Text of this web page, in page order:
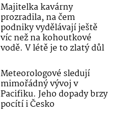
Majitelka kavárny
prozradila, na čem
podniky vydělávají ještě
víc než na kohoutkové
vodě. V létě je to zlatý důl
Meteorologové sledují
mimořádný vývoj v
Pacifiku. Jeho dopady brzy
pocítí i Česko